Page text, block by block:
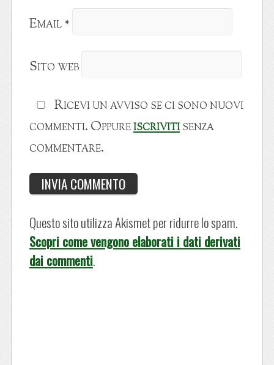
Email*
Sito web
Ricevi un avviso se ci sono nuovi
commenti. Oppureiscrivitisenza
commentare.
Questo sito utilizza Akismet per ridurre lo spam.
Scopri come vengono elaborati i dati derivati
dai commenti.